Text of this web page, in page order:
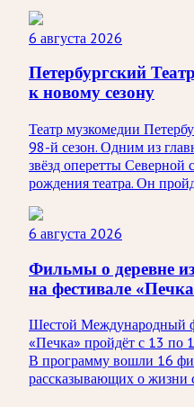
6 августа 2026
Петербургский
к новому сезону
Театр музкомедии
98-й сезон. Одним из
звёзд оперетты
рождения театра. Он
6 августа 2026
Фильмы о деревне
на фестивале
Шестой Международный
«Печка» пройдёт с 13 по
В программу вошли 16
рассказывающих о жизни